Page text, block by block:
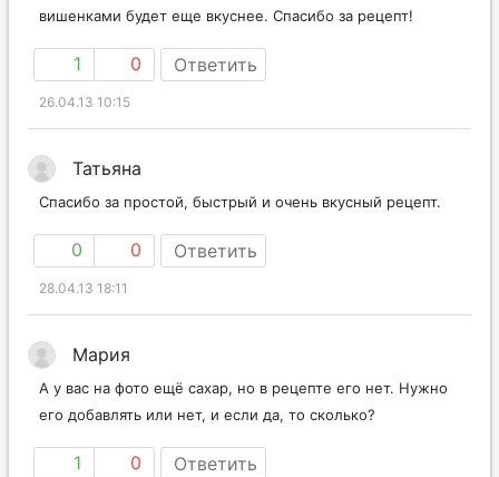
вишенками будет еще вкуснее. Спасибо за рецепт!
1 0 Ответить
26.04.13 10:15
Татьяна
Спасибо за простой, быстрый и очень вкусный рецепт.
0 0 Ответить
28.04.13 18:11
Мария
А у вас на фото ещё сахар, но в рецепте его нет. Нужно
его добавлять или нет, и если да, то сколько?
1 0 Ответить